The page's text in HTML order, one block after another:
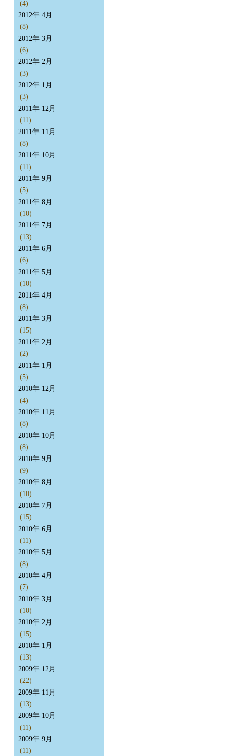
(4)
2012年 4月
(8)
2012年 3月
(6)
2012年 2月
(3)
2012年 1月
(3)
2011年 12月
(11)
2011年 11月
(8)
2011年 10月
(11)
2011年 9月
(5)
2011年 8月
(10)
2011年 7月
(13)
2011年 6月
(6)
2011年 5月
(10)
2011年 4月
(8)
2011年 3月
(15)
2011年 2月
(2)
2011年 1月
(5)
2010年 12月
(4)
2010年 11月
(8)
2010年 10月
(8)
2010年 9月
(9)
2010年 8月
(10)
2010年 7月
(15)
2010年 6月
(11)
2010年 5月
(8)
2010年 4月
(7)
2010年 3月
(10)
2010年 2月
(15)
2010年 1月
(13)
2009年 12月
(22)
2009年 11月
(13)
2009年 10月
(11)
2009年 9月
(11)